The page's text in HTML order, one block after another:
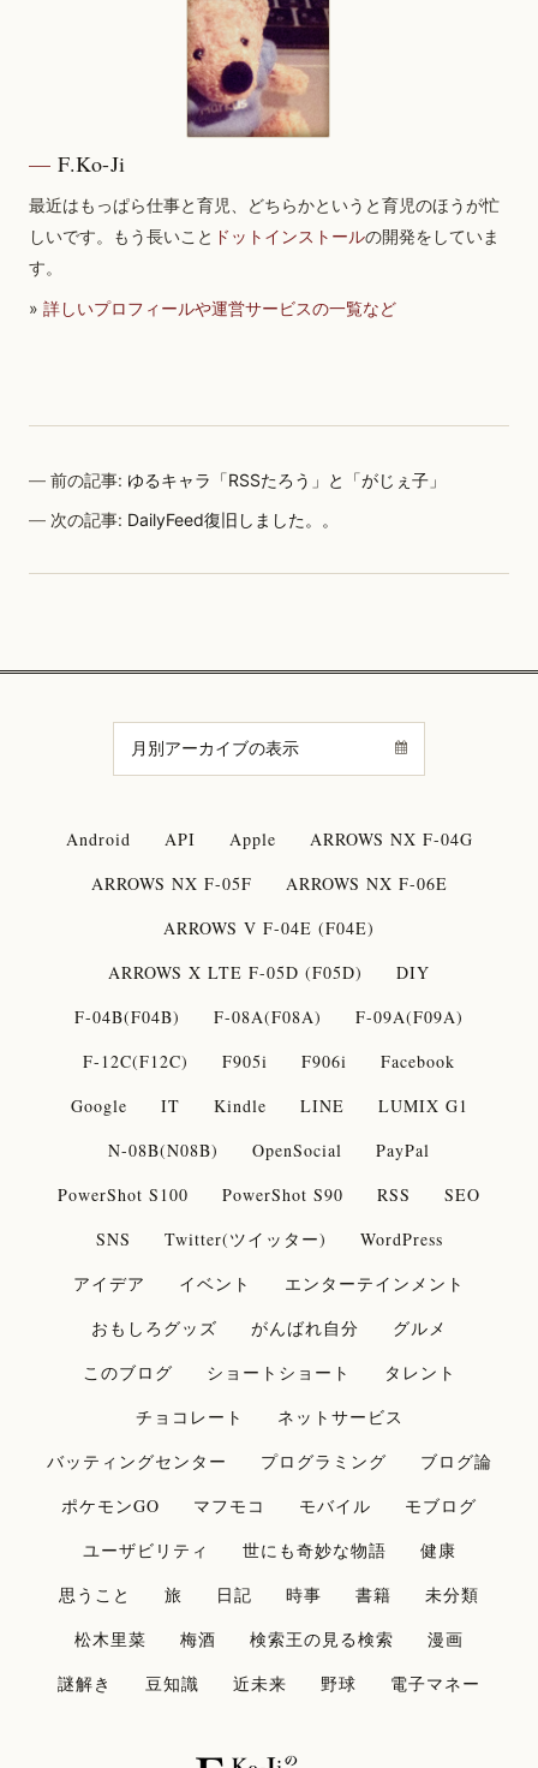
F.Ko-Ji
最近はもっぱら仕事と育児、どちらかというと育児のほうが忙
しいです。もう長いこと ドットインストールの開発をしていま
す。
» 詳しいプロフィールや運営サービスの一覧など
前の記事: ゆるキャラ「RSSたろう」と「がじぇ子」
次の記事: DailyFeed復旧しました。。
Android API Apple
ARROWS NX F-04G
ARROWS NX F-05F
ARROWS NX F-06E
ARROWS V F-04E (F04E)
ARROWS X LTE F-05D (F05D)
DIY
F-04B(F04B)
F-08A(F08A)
F-09A(F09A)
F-12C(F12C)
F905i F906i
Facebook
Google
IT Kindle LINE
LUMIX G1
N-08B(N08B)
OpenSocial
PayPal
PowerShot S100
PowerShot S90 RSS
SEO
SNS
Twitter(ツイッター)
WordPress
アイデア
イベント
エンターテインメント
おもしろグッズ
がんばれ自分
グルメ
このブログ
ショートショート
タレント
チョコレート
ネットサービス
バッティングセンター
プログラミング
ブログ論
ポケモンGO
マフモコ モバイル
モブログ
ユーザビリティ
世にも奇妙な物語
健康
思うこと
旅 日記 時事 書籍
未分類
松木里菜
梅酒 検索王の見る検索
漫画
謎解き
豆知識 近未来 野球 電子マネー